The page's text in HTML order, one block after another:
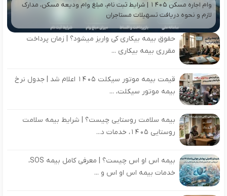
وام اجاره مسکن ۱۴۰۵ | شرایط ثبت نام، مبلغ وام ودیعه مسکن، مدارک
لازم و نحوه دریافت تسهیلات مستاجران
حقوق بیمه بیکاری کی واریز میشود؟ | زمان پرداخت
مقرری بیمه بیکاری ...
قیمت بیمه موتور سیکلت ۱۴۰۵ اعلام شد | جدول نرخ
بیمه موتور سیکلت، ...
بیمه سلامت روستایی چیست؟ | شرایط بیمه سلامت
روستایی ۱۴۰۵، خدمات د...
بیمه اس او اس چیست؟ | معرفی کامل بیمه SOS،
خدمات بیمه اس او اس و ...